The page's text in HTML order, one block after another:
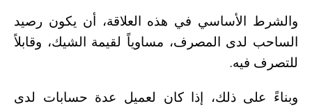
والشرط الأساسي في هذه العلاقة، أن يكون رصيد
الساحب لدى المصرف، مساوياً لقيمة الشيك، وقابلاً
للتصرف فيه.
وبناءً على ذلك، إذا كان لعميل عدة حسابات لدى